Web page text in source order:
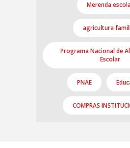
Merenda
agricultura
Programa Nacional de
Escolar
PNAE
COMPRAS